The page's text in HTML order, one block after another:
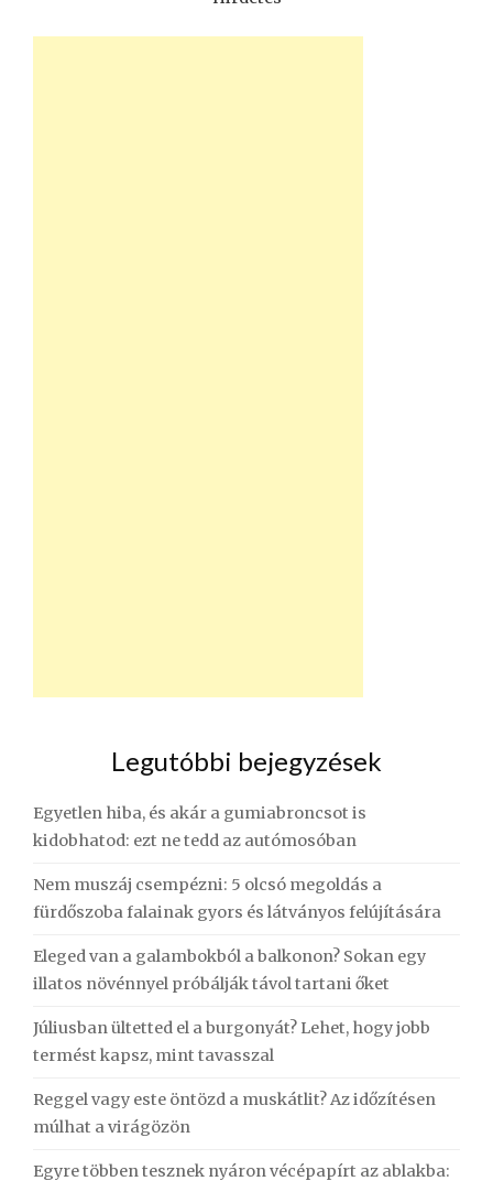
Legutóbbi bejegyzések
Egyetlen hiba, és akár a gumiabroncsot is
kidobhatod: ezt ne tedd az autómosóban
Nem muszáj csempézni: 5 olcsó megoldás a
fürdőszoba falainak gyors és látványos felújítására
Eleged van a galambokból a balkonon? Sokan egy
illatos növénnyel próbálják távol tartani őket
Júliusban ültetted el a burgonyát? Lehet, hogy jobb
termést kapsz, mint tavasszal
Reggel vagy este öntözd a muskátlit? Az időzítésen
múlhat a virágözön
Egyre többen tesznek nyáron vécépapírt az ablakba: